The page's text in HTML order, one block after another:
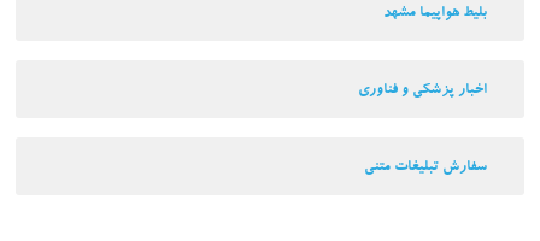
بلیط هواپیما مشهد
اخبار پزشکی و فناوری
سفارش تبلیغات متنی